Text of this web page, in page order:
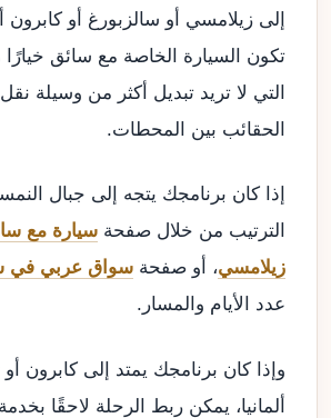
إلى زيلامسي أو سالزبورغ أو كابرون
تكون السيارة الخاصة مع سائق خيارًا
التي لا تريد تبديل أكثر من وسيلة
الحقائب بين المحطات.
إذا كان برنامجك يتجه إلى جبال
الترتيب من خلال صفحة سيارة مع
زيلامسي، أو صفحة سواق عربي في
عدد الأيام والمسار.
وإذا كان برنامجك يمتد إلى كابرون
ألمانيا، يمكن ربط الرحلة لاحقًا بخدمة